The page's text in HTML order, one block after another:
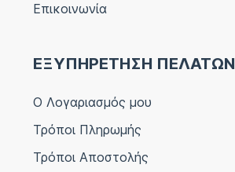
Επικοινωνία
ΕΞΥΠΗΡΕΤΗΣΗ ΠΕΛΑΤΩΝ
Ο Λογαριασμός μου
Τρόποι Πληρωμής
Τρόποι Αποστολής